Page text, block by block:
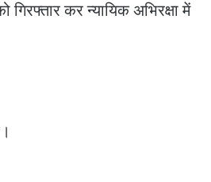
कर न्यायिक अभिरक्षा में